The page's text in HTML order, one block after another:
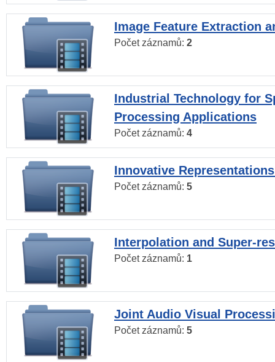
Image Feature Extraction
Počet záznamů: 2
Industrial Technology for
Processing Applications
Počet záznamů: 4
Innovative
Počet záznamů: 5
Interpolation and Super-
Počet záznamů: 1
Joint Audio Visual
Počet záznamů: 5